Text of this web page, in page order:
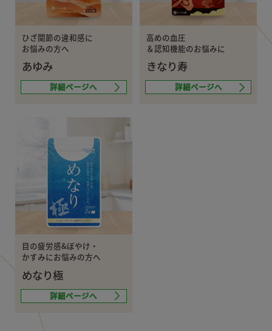
ひざ関節の違和感に
お悩みの方へ
あゆみ
詳細ページへ
高めの血圧
＆認知機能のお悩みに
きなり寿
詳細ページへ
目の疲労感&ぼやけ・
かすみにお悩みの方へ
めなり極
詳細ページへ